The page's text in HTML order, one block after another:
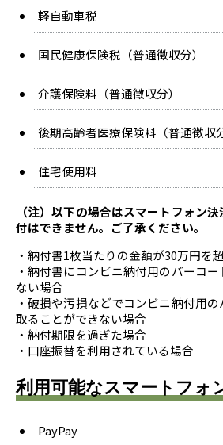
軽自動車税
国民健康保険税（普通徴収分）
介護保険料（普通徴収分）
後期高齢者医療保険料（普通徴収分
住宅使用料
（注）以下の場合はスマートフォン
付はできません。ご了承ください。
・納付書1枚当たりの金額が30万円を
・納付書にコンビニ納付用のバーコ
ない場合
・破損や汚損などでコンビニ納付用
取ることができない場合
・納付期限を過ぎた場合
・口座振替を利用されている場合
利用可能なスマートフォ
PayPay